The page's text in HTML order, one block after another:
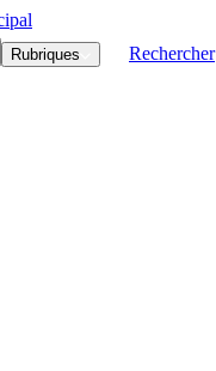
Rubriques Rechercher